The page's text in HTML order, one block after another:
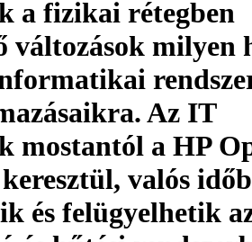
a fizikai rétegben
változások milyen
Az IT
mostantól a HP
valós
és felügyelhetik